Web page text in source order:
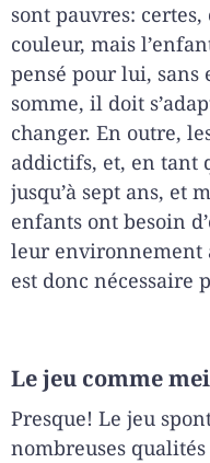
sont pauvres: certes,
couleur, mais
pensé pour lui, sans
somme, il doit
changer. En outre,
addictifs, et, en tant
jusqu’à sept ans, et
enfants ont besoin
leur environnement
est donc nécessaire
Le jeu comme
Presque! Le jeu
nombreuses